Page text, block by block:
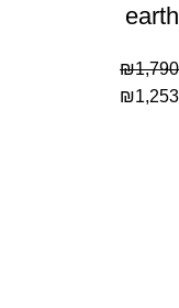
earth
₪1,790
₪1,253